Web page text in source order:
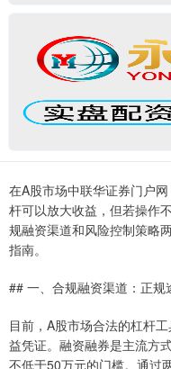
在A股市场中联华证券门户
杆可以放大收益，但若操作
规融资渠道和风险控制策略
指南。
## 一、合规融资渠道：正规
目前，A股市场合法的杠杆
益凭证。融资融券是主流方
不低于50万元的门槛。通过